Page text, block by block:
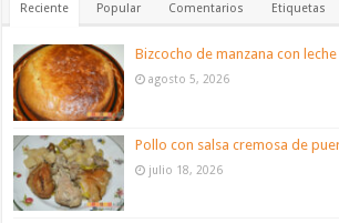
Reciente Popular Comentarios Etiquetas
Bizcocho de manzana con
agosto 5, 2026
Pollo con salsa cremosa de
julio 18, 2026